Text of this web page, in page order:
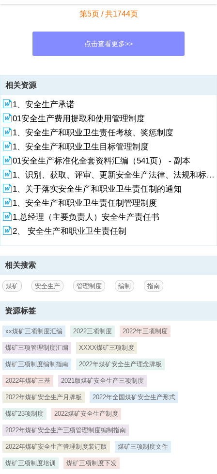
第5页 / 共1744页
点击查看更多>>
资源描述
1、煤矿安全生产“三项管理制度”编制指南国家煤矿安全监察局 2022年
1月第三编 煤矿安全操作规程编制指南前 言近年来，随着煤矿安全生产
法律、法规、规章、标准日趋完善，安全生产新装备、新技术、新工
艺，以及机械化、智能化、信息化在煤矿推广应用，有效促进了煤炭产
业的快速发展。督促煤矿企业遵循和落实法律、法规、规章、标准和规
范性文件，使用新装备、新系统、新技术发挥好安全保障作用，是提高
煤矿安全基础保障能力、提升安全管理水平的关键所在。贵州省煤矿灾
害重、安全基础薄弱、技术力量和管理水平有待提高，“煤矿管理人员
管理水平、新装备和新技术应用、作业人员技能”等问题突出，解决如
何应用、如何落实、如何遵循的问题十分
2、迫切。为此，贵州煤矿安全监察局按照国家煤矿安全监察局关于开
展”学法规、抓落实、强管理“活动的通知精神，根据中华人民共和国安
全生产法、国务院关于预防煤矿生产事故的特别规定、煤矿安全规程、
防治煤与瓦斯突出细则、煤矿防治水细则、国家煤矿安监局关于印发的
南，包含188项安全生产管理制度、173个煤矿安全管理岗位责任制、
109个岗位操作规程在内，指导全省煤矿企业健全管理制度、落实安全
责任、规范操作行为、夯实煤矿安全管理基础，促进煤矿安全生产管理
迈上新台阶。请煤矿企业结合自身实际
3、和灾害特点，参照本指南编制自己煤矿的“三项”管理制度，建立健全
覆盖煤矿企业各层级、各部门、各岗位的安全生产责任制，明确主要负
责人、分管负责人，安全、生产、技术、经营、规划、财务、人事、工
会等各部门的安全生产职责，形成人人有责、各负其责、权责清晰的安
全生产责任体系。建立并公示岗位安全生产责任清单，实现“一岗一清
单”。煤矿企业三项管理制度编制工作由煤矿主要负责人牵头组织，分
管领导协助，副总工程师、业务部门负责人、技术员、班组长等参与，
审查修改完善后，以文件的形式下发施行。 2020年9月煤矿安全生
产“三项管理制度”编制指南目 录第一编 省煤矿安全生产管理制度编制指
南- 25 -第一章 煤矿安全综合
4、管理制度- 25 -一、矿长安全承诺制度- 25 -二、安全生产岗位责任
制度- 31 -三、安全责任追究制度- 32 -四、安全生产岗位责任制考核制
度- 37 -五、安全目标管理制度- 39 -六、安全奖惩制度- 43 -七、矿图审
查制度- 46 -八、矿井重点工程环节管控制度- 49 -九、安全技术措施审
批制度- 57 -十、安全教育培训管理制度- 64 -十一、 安全办公会议制
度- 74 -十二、安全监督检查制度- 79 -十三、矿井主要灾害预防制度-
相关资源
1、安全生产承诺
01安全生产费用提取和使用管理制度
1、安全生产和职业卫生责任考核、奖惩制度
1、安全生产和职业卫生目标管理制度
01安全生产标准化全套资料汇编（541页） - 副本
1、识别、获取、评审、更新安全生产法律、法规和标准规范管理制度
1、关于落实安全生产和职业卫生责任制的通知
1、安全生产和职业卫生责任制管理制度
1.总经理（主要负责人）安全生产责任书
2、 安全生产和职业卫生责任制
相关搜索
煤矿 安全生产 管理制度 编制 指南
资源标签
xx煤矿三项制度汇编 2022三项制度 2022年三项制度
煤矿三项管理制度汇编 XXXX煤矿三项制度
煤矿三项制度编制指南 2022年煤矿安全生产理念牌板
2022年煤矿三基 2021版煤矿安全生产三项制度
2022年煤矿安全生产月牌板 2022年全国煤矿安全生产形式
煤矿23项制度 2022煤矿安全生产制度
2022年煤矿安全生产三项管理制度编制指南
2022年煤矿安全生产管理制度装订版 煤矿三项制度文件
煤矿三项制度培训 煤矿三项制度下发